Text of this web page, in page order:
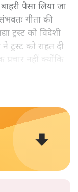
पैसा लिया जा
गीता की
ट्रस्ट को विदेशी
को राहत दी
नहीं क्योंकि